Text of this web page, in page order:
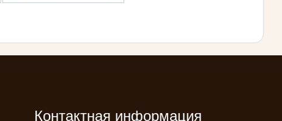
Контактная информация